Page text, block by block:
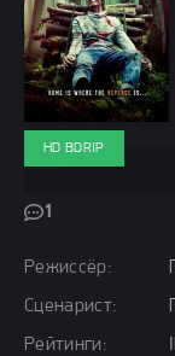
Режиссёр:
Сценарист:
Рейтинги:
1
HD BDRIP